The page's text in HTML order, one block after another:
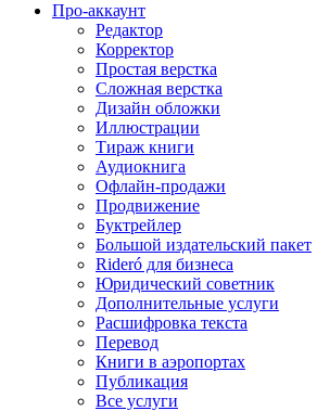
Про-аккаунт
Редактор
Корректор
Простая верстка
Сложная верстка
Дизайн обложки
Иллюстрации
Тираж книги
Аудиокнига
Офлайн-продажи
Продвижение
Буктрейлер
Большой издательский пакет
Rideró для бизнеса
Юридический советник
Дополнительные услуги
Расшифровка текста
Перевод
Книги в аэропортах
Публикация
Все услуги